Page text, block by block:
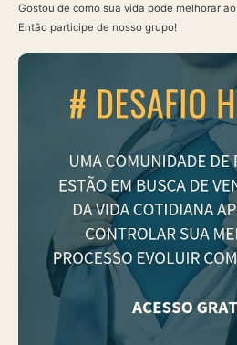
Gostou de como sua vida pode melhorar ao
Então participe de nosso grupo!